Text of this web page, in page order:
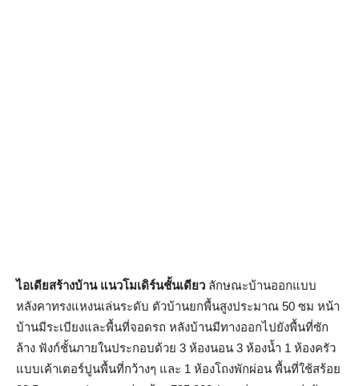
ไอเดียสร้างบ้าน แนวโมเดิร์นชั้นเดียว ลักษณะบ้านออกแบบ
หลังคาทรงแหงนเล่นระดับ ตัวบ้านยกพื้นสูงประมาณ 50 ซม หน้า
บ้านมีระเบียงและพื้นที่จอดรถ หลังบ้านมีทางออกไปยังพื้นที่ซัก
ล้าง ฟังก์ชั้นภายในประกอบด้วย 3 ห้องนอน 3 ห้องน้ำ 1 ห้องครัว
แบบเค้าเตอร์ปูนพื้นที่กว้างๆ และ 1 ห้องโถงพักผ่อน พื้นที่ใช้สร้อย